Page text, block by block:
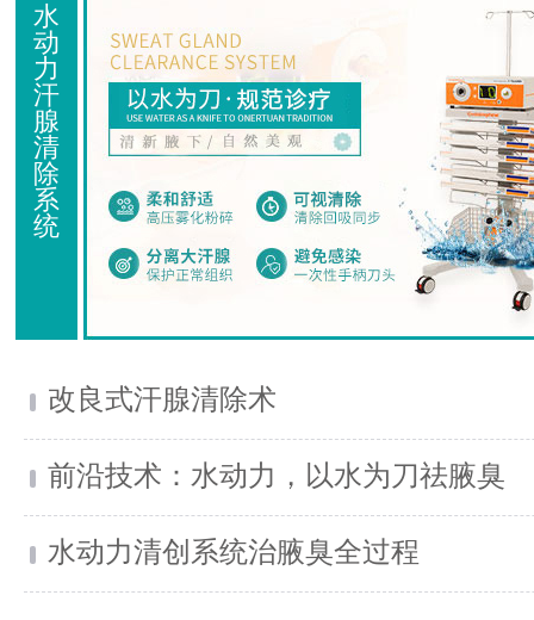
水
动
力
汗
腺
清
除
系
统
改良式汗腺清除术
前沿技术：水动力，以水为刀祛腋臭
水动力清创系统治腋臭全过程